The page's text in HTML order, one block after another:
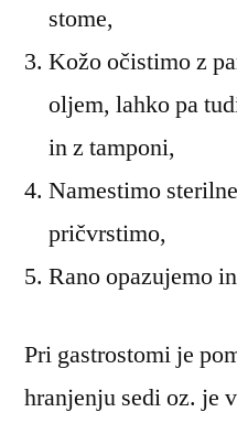
stome,
Kožo očistimo z
oljem, lahko pa
in z tamponi,
Namestimo
pričvrstimo,
Rano opazujemo
Pri gastrostomi je
hranjenju sedi oz. je